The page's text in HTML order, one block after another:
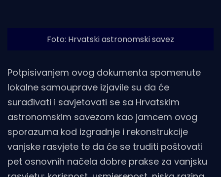
Foto: Hrvatski astronomski savez
Potpisivanjem ovog dokumenta spomenute
lokalne samouprave izjavile su da će
surađivati i savjetovati se sa Hrvatskim
astronomskim savezom kao jamcem ovog
sporazuma kod izgradnje i rekonstrukcije
vanjske rasvjete te da će se truditi poštovati
pet osnovnih načela dobre prakse za vanjsku